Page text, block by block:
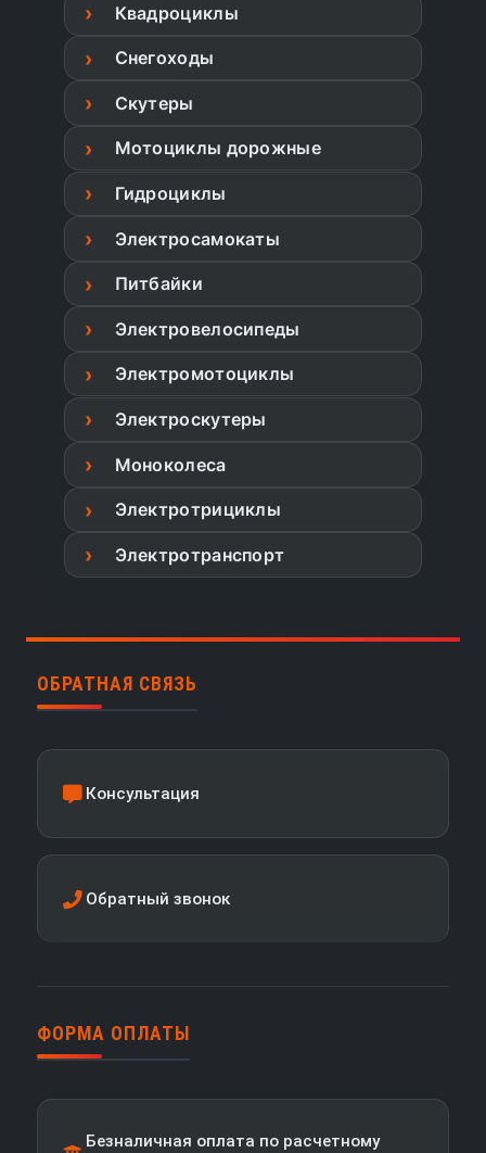
Квадроциклы
Снегоходы
Скутеры
Мотоциклы дорожные
Гидроциклы
Электросамокаты
Питбайки
Электровелосипеды
Электромотоциклы
Электроскутеры
Моноколеса
Электротрициклы
Электротранспорт
ОБРАТНАЯ СВЯЗЬ
Консультация
Обратный звонок
ФОРМА ОПЛАТЫ
Безналичная оплата по расчетному